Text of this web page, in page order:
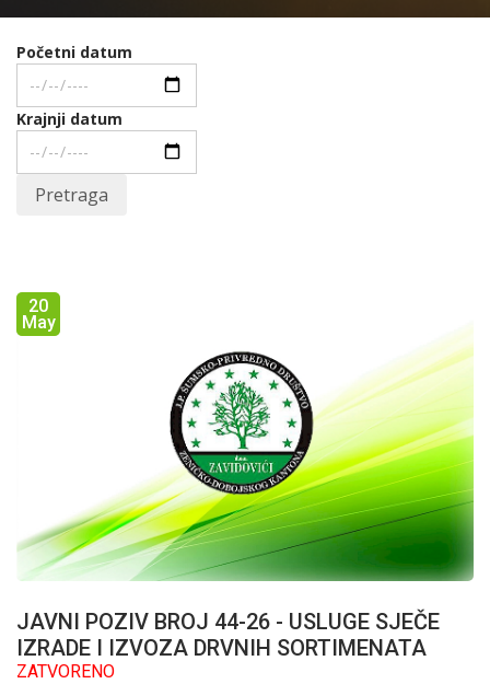
Početni datum
Krajnji datum
Pretraga
20
May
JAVNI POZIV BROJ 44-26 - USLUGE SJEČE
IZRADE I IZVOZA DRVNIH SORTIMENATA
ZATVORENO